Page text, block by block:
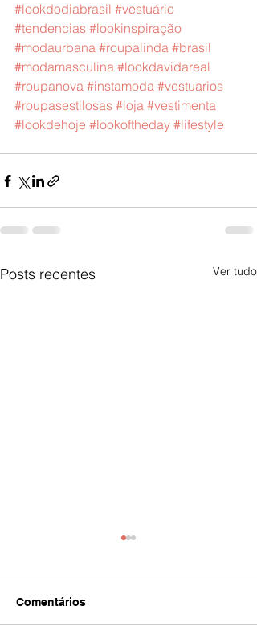
#lookdodiabrasil #vestuário
#tendencias #lookinspiração
#modaurbana #roupalinda #brasil
#modamasculina #lookdavidareal
#roupanova #instamoda #vestuarios
#roupasestilosas #loja #vestimenta
#lookdehoje #lookoftheday #lifestyle
Posts recentes Ver tudo
Comentários